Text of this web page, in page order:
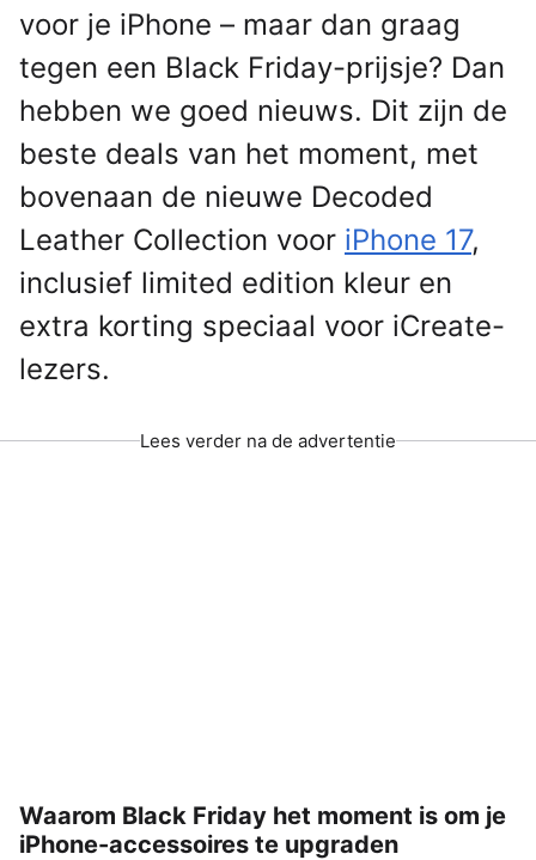
voor je iPhone – maar dan graag
tegen een Black Friday-prijsje? Dan
hebben we goed nieuws. Dit zijn de
beste deals van het moment, met
bovenaan de nieuwe Decoded
Leather Collection voor iPhone 17,
inclusief limited edition kleur en
extra korting speciaal voor iCreate-
lezers.
Lees verder na de advertentie
Waarom Black Friday het moment is om je
iPhone-accessoires te upgraden